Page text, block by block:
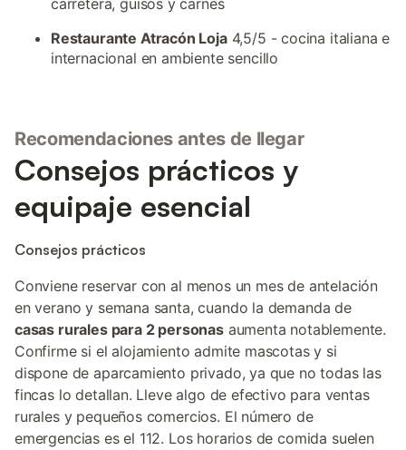
carretera, guisos y carnes
Restaurante Atracón Loja4,5/5 - cocina italiana e
internacional en ambiente sencillo
Recomendaciones antes de llegar
Consejos prácticos y
equipaje esencial
Consejos prácticos
Conviene reservar con al menos un mes de antelación
en verano y semana santa, cuando la demanda de
casas rurales para 2 personasaumenta notablemente.
Confirme si el alojamiento admite mascotas y si
dispone de aparcamiento privado, ya que no todas las
fincas lo detallan. Lleve algo de efectivo para ventas
rurales y pequeños comercios. El número de
emergencias es el 112. Los horarios de comida suelen